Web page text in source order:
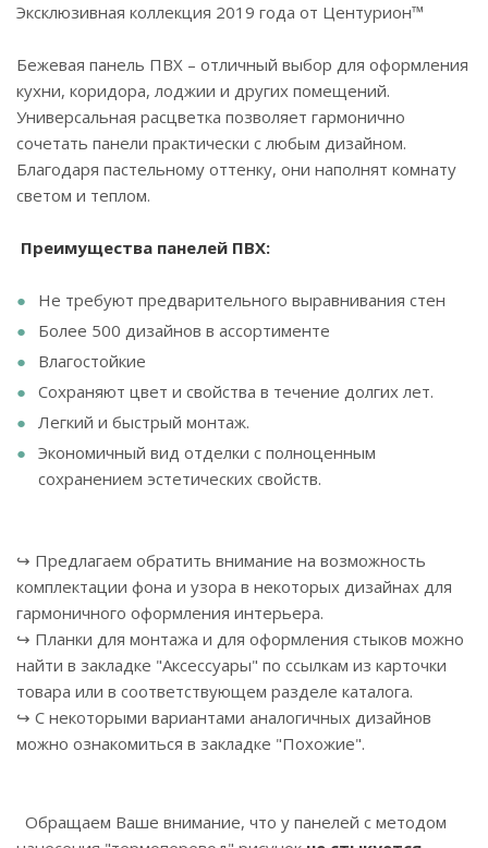
Эксклюзивная коллекция 2019 года от Центурион™
Бежевая панель ПВХ – отличный выбор для оформления
кухни, коридора, лоджии и других помещений.
Универсальная расцветка позволяет гармонично
сочетать панели практически с любым дизайном.
Благодаря пастельному оттенку, они наполнят комнату
светом и теплом.
Преимущества панелей ПВХ:
Не требуют предварительного выравнивания стен
Более 500 дизайнов в ассортименте
Влагостойкие
Сохраняют цвет и свойства в течение долгих лет.
Легкий и быстрый монтаж.
Экономичный вид отделки с полноценным
сохранением эстетических свойств.
↪ Предлагаем обратить внимание на возможность
комплектации фона и узора в некоторых дизайнах для
гармоничного оформления интерьера.
↪ Планки для монтажа и для оформления стыков можно
найти в закладке "Аксессуары" по ссылкам из карточки
товара или в соответствующем разделе каталога.
↪ С некоторыми вариантами аналогичных дизайнов
можно ознакомиться в закладке "Похожие".
Обращаем Ваше внимание, что у панелей с методом